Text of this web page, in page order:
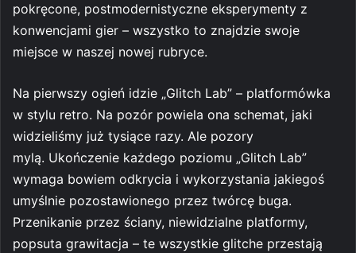
pokręcone, postmodernistyczne eksperymenty z
konwencjami gier – wszystko to znajdzie swoje
miejsce w naszej nowej rubryce.
Na pierwszy ogień idzie „Glitch Lab” – platformówka
w stylu retro. Na pozór powiela ona schemat, jaki
widzieliśmy już tysiące razy. Ale pozory
mylą. Ukończenie każdego poziomu „Glitch Lab”
wymaga bowiem odkrycia i wykorzystania jakiegoś
umyślnie pozostawionego przez twórcę buga.
Przenikanie przez ściany, niewidzialne platformy,
popsuta grawitacja – te wszystkie glitche przestają